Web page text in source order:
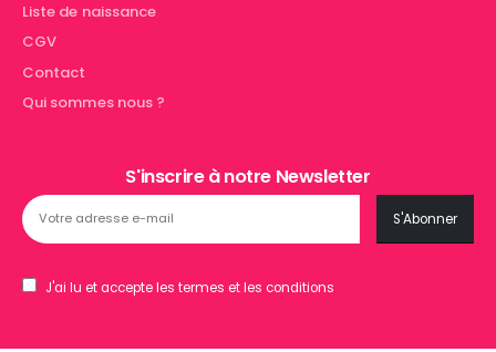
Liste de naissance
CGV
Contact
Qui sommes nous ?
S'inscrire à notre Newsletter
J'ai lu et accepte les termes et les conditions